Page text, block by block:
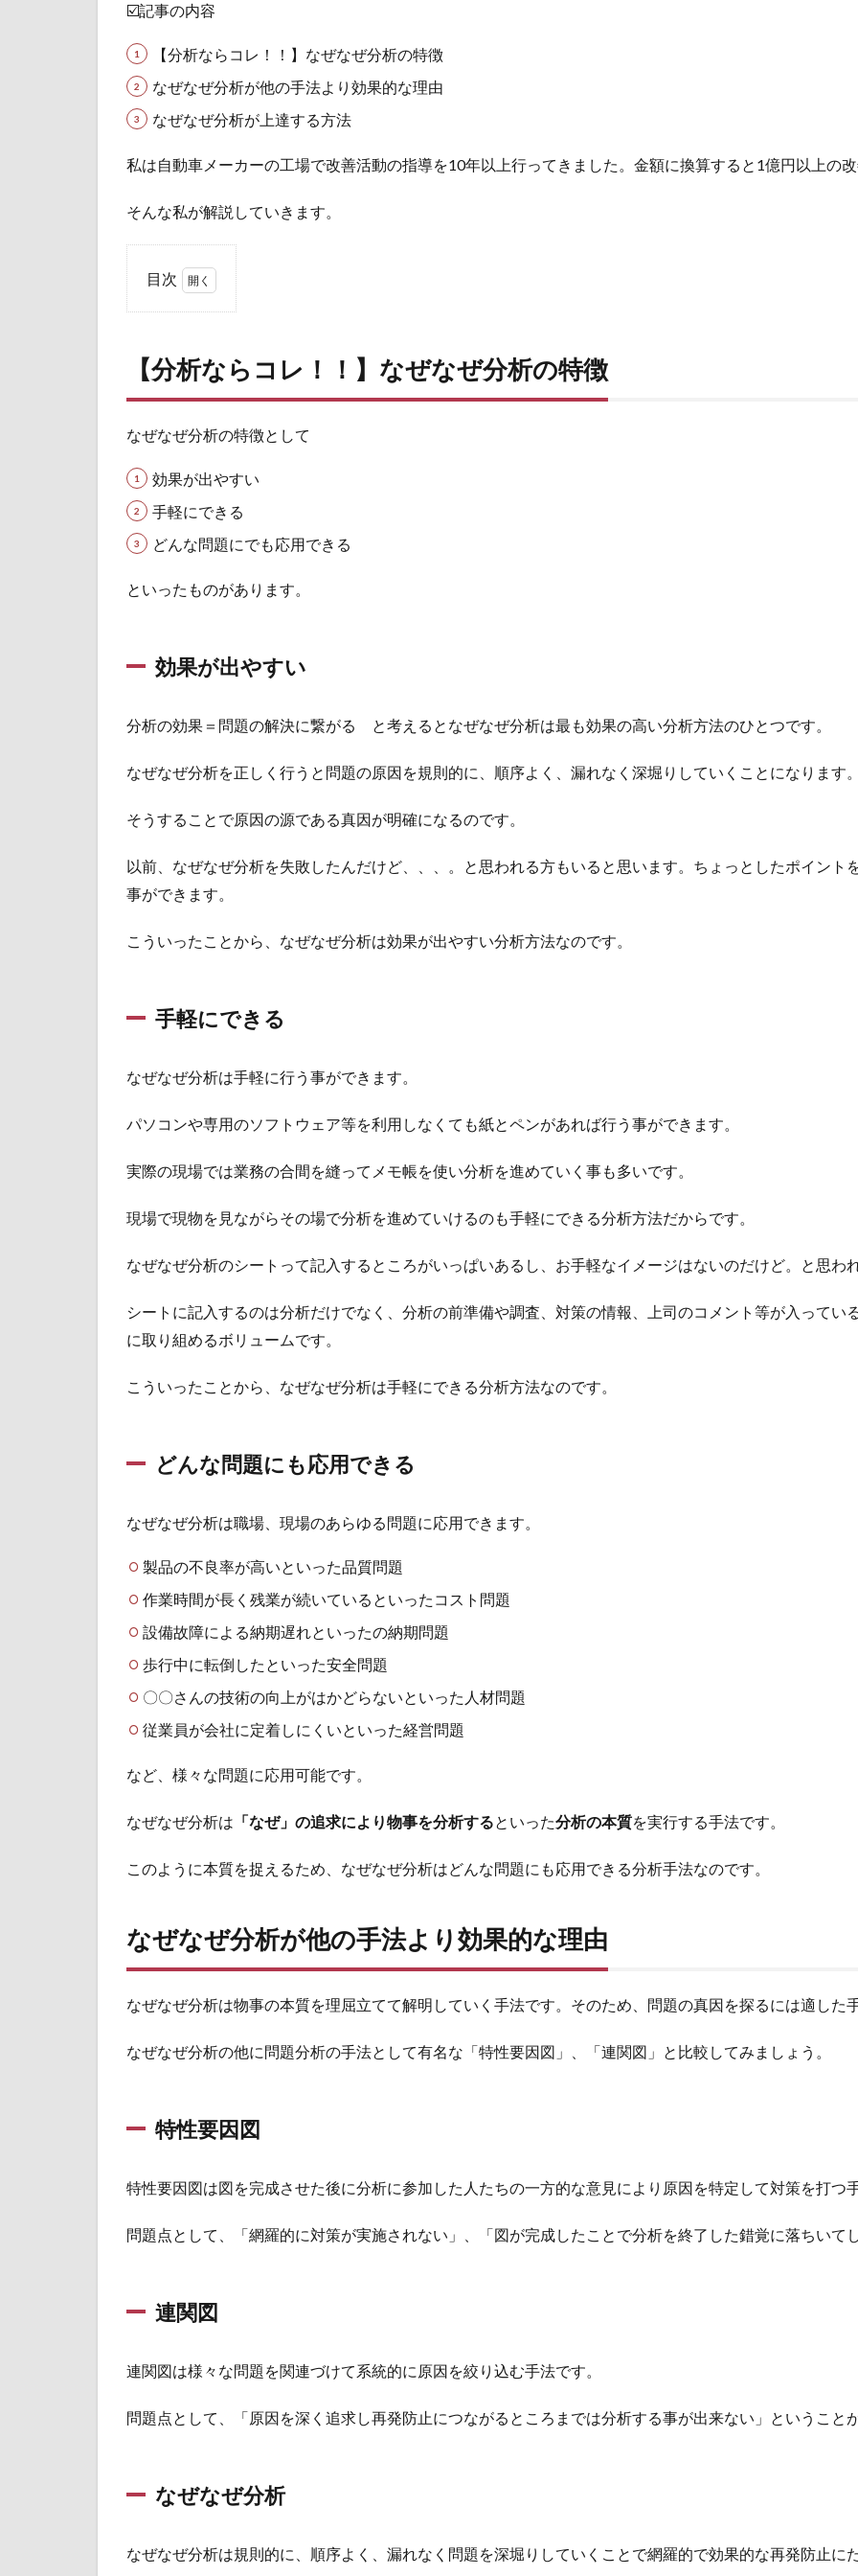
☑️記事の内容
【分析ならコレ！！】なぜなぜ分析の特徴
なぜなぜ分析が他の手法より効果的な理由
なぜなぜ分析が上達する方法
私は自動車メーカーの工場で改善活動の指導を10年以上行ってきました。金額に換算すると1億円以上の
そんな私が解説していきます。
目次
なぜなぜ
1.1
が出
やす
い
1.2
手軽
にで
1.3
どん
題に
も応
きる
な
な
ぜ
析
が
手
り
的
理
2.1
要因
2.2
連関
2.3
分析
な
な
ぜ
分
が
上
達
す
方
ま
と
【分析ならコレ！！】なぜなぜ分析の特徴
なぜなぜ分析の特徴として
効果が出やすい
手軽にできる
どんな問題にでも応用できる
といったものがあります。
効果が出やすい
分析の効果＝問題の解決に繋がる と考えるとなぜなぜ分析は最も効果の高い分析方法のひとつです。
なぜなぜ分析を正しく行うと問題の原因を規則的に、順序よく、漏れなく深堀りしていくことになります
そうすることで原因の源である真因が明確になるのです。
以前、なぜなぜ分析を失敗したんだけど、、、。と思われる方もいると思います。ちょっとしたポイント
事ができます。
こういったことから、なぜなぜ分析は効果が出やすい分析方法なのです。
手軽にできる
なぜなぜ分析は手軽に行う事ができます。
パソコンや専用のソフトウェア等を利用しなくても紙とペンがあれば行う事ができます。
実際の現場では業務の合間を縫ってメモ帳を使い分析を進めていく事も多いです。
現場で現物を見ながらその場で分析を進めていけるのも手軽にできる分析方法だからです。
なぜなぜ分析のシートって記入するところがいっぱいあるし、お手軽なイメージはないのだけど。と思わ
シートに記入するのは分析だけでなく、分析の前準備や調査、対策の情報、上司のコメント等が入ってい
に取り組めるボリュームです。
こういったことから、なぜなぜ分析は手軽にできる分析方法なのです。
どんな問題にも応用できる
なぜなぜ分析は職場、現場のあらゆる問題に応用できます。
製品の不良率が高いといった品質問題
作業時間が長く残業が続いているといったコスト問題
設備故障による納期遅れといったの納期問題
歩行中に転倒したといった安全問題
〇〇さんの技術の向上がはかどらないといった人材問題
従業員が会社に定着しにくいといった経営問題
など、様々な問題に応用可能です。
なぜなぜ分析は 「なぜ」の追求により物事を分析する といった分析の本質を実行する手法です。
このように本質を捉えるため、なぜなぜ分析はどんな問題にも応用できる分析手法なのです。
なぜなぜ分析が他の手法より効果的な理由
なぜなぜ分析は物事の本質を理屈立てて解明していく手法です。そのため、問題の真因を探るには適した
なぜなぜ分析の他に問題分析の手法として有名な「特性要因図」、「連関図」と比較してみましょう。
特性要因図
特性要因図は図を完成させた後に分析に参加した人たちの一方的な意見により原因を特定して対策を打つ
問題点として、「網羅的に対策が実施されない」、「図が完成したことで分析を終了した錯覚に落ちいて
連関図
連関図は様々な問題を関連づけて系統的に原因を絞り込む手法です。
問題点として、「原因を深く追求し再発防止につながるところまでは分析する事が出来ない」ということ
なぜなぜ分析
なぜなぜ分析は規則的に、順序よく、漏れなく問題を深堀りしていくことで網羅的で効果的な再発防止に